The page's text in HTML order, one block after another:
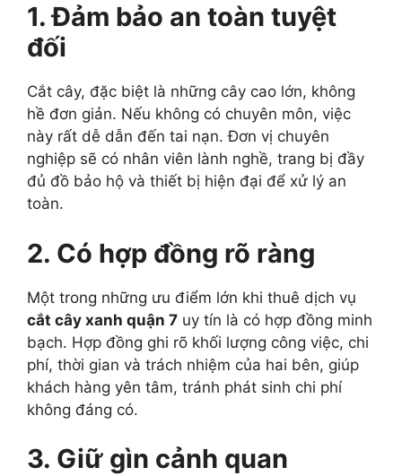
1. Đảm bảo an toàn tuyệt
đối
Cắt cây, đặc biệt là những cây cao lớn, không
hề đơn giản. Nếu không có chuyên môn, việc
này rất dễ dẫn đến tai nạn. Đơn vị chuyên
nghiệp sẽ có nhân viên lành nghề, trang bị đầy
đủ đồ bảo hộ và thiết bị hiện đại để xử lý an
toàn.
2. Có hợp đồng rõ ràng
Một trong những ưu điểm lớn khi thuê dịch vụ
cắt cây xanh quận 7 uy tín là có hợp đồng minh
bạch. Hợp đồng ghi rõ khối lượng công việc, chi
phí, thời gian và trách nhiệm của hai bên, giúp
khách hàng yên tâm, tránh phát sinh chi phí
không đáng có.
3. Giữ gìn cảnh quan